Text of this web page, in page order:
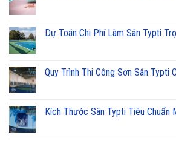
Dự Toán Chi Phí Làm Sân Typti
Quy Trình Thi Công Sơn Sân Typti
Kích Thước Sân Typti Tiêu Chuẩn